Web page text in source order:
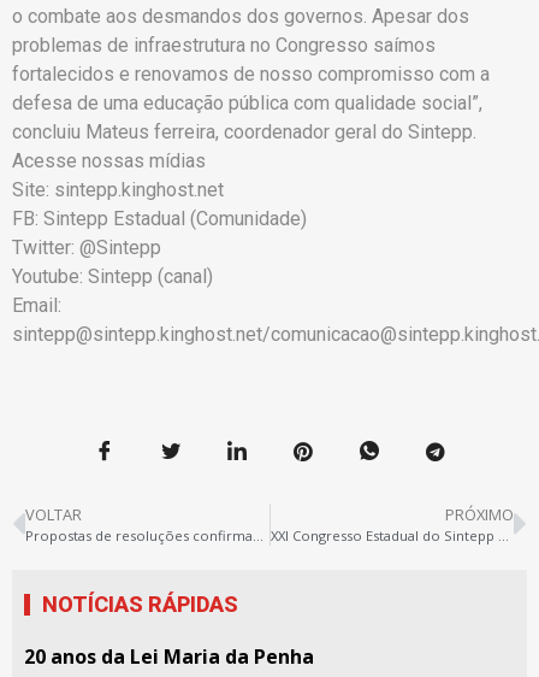
o combate aos desmandos dos governos. Apesar dos
problemas de infraestrutura no Congresso saímos
fortalecidos e renovamos de nosso compromisso com a
defesa de uma educação pública com qualidade social”,
concluiu Mateus ferreira, coordenador geral do Sintepp.
Acesse nossas mídias
Site: sintepp.kinghost.net
FB: Sintepp Estadual (Comunidade)
Twitter: @Sintepp
Youtube: Sintepp (canal)
Email:
sintepp@sintepp.kinghost.net/
VOLTAR
Propostas de resoluções confirmam o compromisso com a democracia interna do Sintepp
PRÓXIMO
XXI Congresso Estadual do Sintepp aprova relatório da comissão de ética que recomendava expulsão de dois dirigentes de Xinguara
NOTÍCIAS RÁPIDAS
20 anos da Lei Maria da Penha